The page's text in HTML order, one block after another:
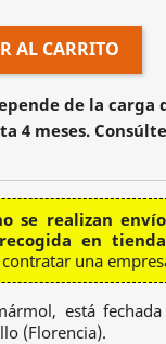
AL CARRITO
de la carga
4 meses.
se realizan
recogida en tienda
una
está
(Florencia).